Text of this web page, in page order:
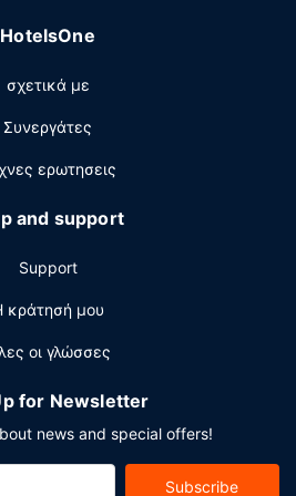
περιλαμβάνονται ένα
Θέλετε να οργανώσετε μια
που είναι 334 τετραγωνικά
συνεδριακό χώρο και αίθουσες
μας θα βρείτε δωρεάν
HotelsOne
σχετικά με
Συνεργάτες
ερωτησεις
and support
Support
κράτησή μου
οι γλώσσες
for Newsletter
news and special offers!
Subscribe